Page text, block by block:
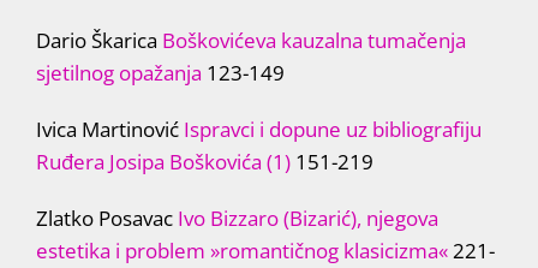
Dario Škarica Boškovićeva kauzalna tumačenja
sjetilnog opažanja 123-149
Ivica Martinović Ispravci i dopune uz bibliografiju
Ruđera Josipa Boškovića (1) 151-219
Zlatko Posavac Ivo Bizzaro (Bizarić), njegova
estetika i problem »romantičnog klasicizma«221-